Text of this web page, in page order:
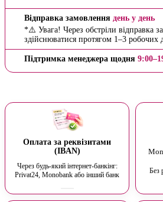
Відправка замовлення день у день
*⚠️ Увага! Через обстріли відправка
здійснюватися протягом 1–3 робочих
Підтримка менеджера щодня
Оплата за реквізитами
(IBAN)
Через будь-який інтернет-банкінг:
Privat24, Monobank або інший банк
Без